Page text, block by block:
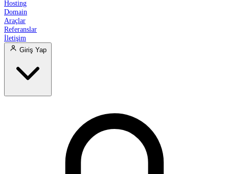
Hosting
Domain
Araçlar
Referanslar
İletişim
Giriş Yap